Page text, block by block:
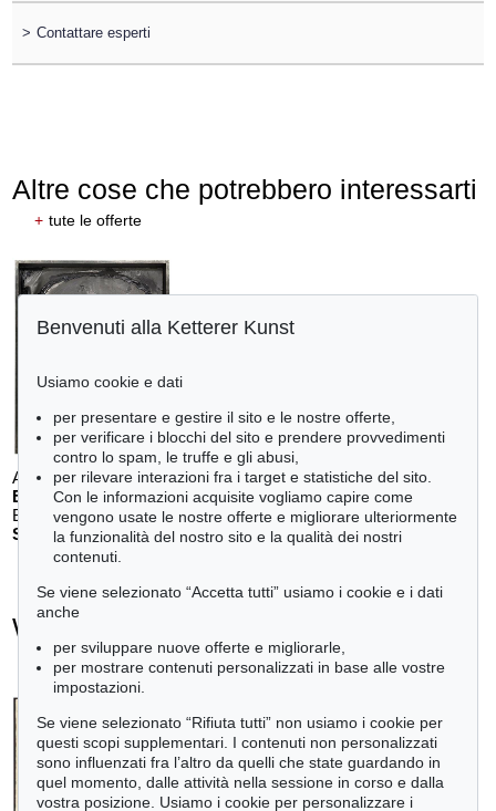
> Contattare esperti
Altre cose che potrebbero interessarti
+ tute le offerte
Auction 611 - Lot 125001019
E. SCHUMACHER
Bleibild B-3/1970, 1970
Stima:€ 60,000
Willi Baumeister - Ogetti venduti
tute le offerte
Benvenuti alla Ketterer Kunst
Usiamo cookie e dati
per presentare e gestire il sito e le nostre offerte,
per verificare i blocchi del sito e prendere provvedimenti
contro lo spam, le truffe e gli abusi,
per rilevare interazioni fra i target e statistiche del sito.
Con le informazioni acquisite vogliamo capire come
vengono usate le nostre offerte e migliorare ulteriormente
la funzionalità del nostro sito e la qualità dei nostri
contenuti.
Se viene selezionato “Accetta tutti” usiamo i cookie e i dati
anche
per sviluppare nuove offerte e migliorarle,
per mostrare contenuti personalizzati in base alle vostre
impostazioni.
Se viene selezionato “Rifiuta tutti” non usiamo i cookie per
questi scopi supplementari. I contenuti non personalizzati
sono influenzati fra l’altro da quelli che state guardando in
quel momento, dalle attività nella sessione in corso e dalla
vostra posizione. Usiamo i cookie per personalizzare i